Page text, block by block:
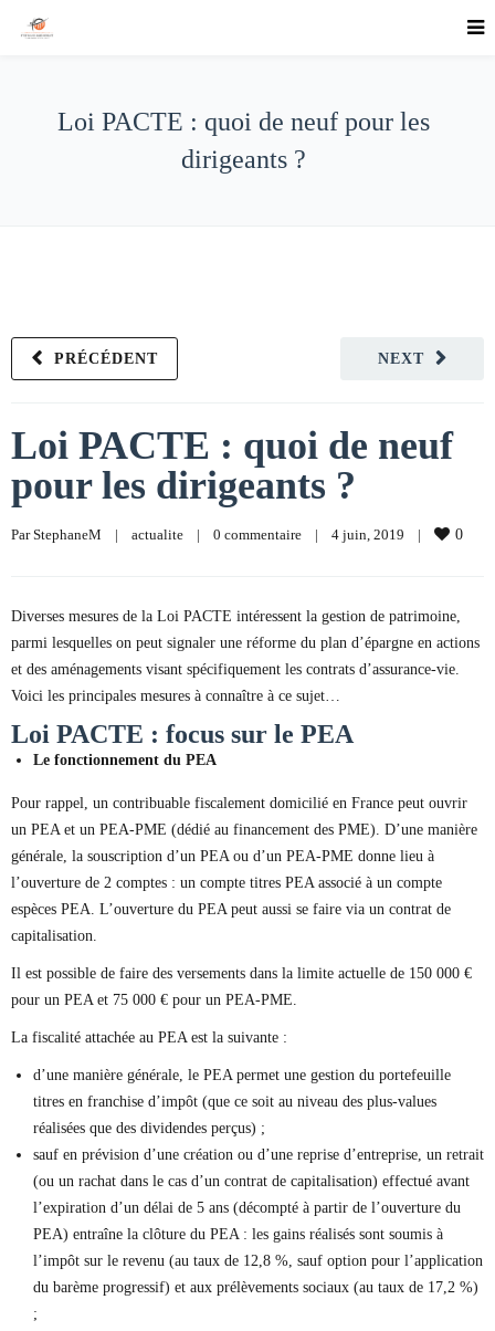
Loi PACTE : quoi de neuf pour les
dirigeants ?
NEXT
PRÉCÉDENT
Loi PACTE : quoi de neuf
pour les dirigeants ?
Par StephaneM | actualite | 0 commentaire | 4 juin, 2019 | 0
Diverses mesures de la Loi PACTE intéressent la gestion de patrimoine,
parmi lesquelles on peut signaler une réforme du plan d’épargne en actions
et des aménagements visant spécifiquement les contrats d’assurance-vie.
Voici les principales mesures à connaître à ce sujet…
Loi PACTE : focus sur le PEA
Le fonctionnement du PEA
Pour rappel, un contribuable fiscalement domicilié en France peut ouvrir
un PEA et un PEA-PME (dédié au financement des PME). D’une manière
générale, la souscription d’un PEA ou d’un PEA-PME donne lieu à
l’ouverture de 2 comptes : un compte titres PEA associé à un compte
espèces PEA. L’ouverture du PEA peut aussi se faire via un contrat de
capitalisation.
Il est possible de faire des versements dans la limite actuelle de 150 000 €
pour un PEA et 75 000 € pour un PEA-PME.
La fiscalité attachée au PEA est la suivante :
d’une manière générale, le PEA permet une gestion du portefeuille
titres en franchise d’impôt (que ce soit au niveau des plus-values
réalisées que des dividendes perçus) ;
sauf en prévision d’une création ou d’une reprise d’entreprise, un retrait
(ou un rachat dans le cas d’un contrat de capitalisation) effectué avant
l’expiration d’un délai de 5 ans (décompté à partir de l’ouverture du
PEA) entraîne la clôture du PEA : les gains réalisés sont soumis à
l’impôt sur le revenu (au taux de 12,8 %, sauf option pour l’application
du barème progressif) et aux prélèvements sociaux (au taux de 17,2 %)
;